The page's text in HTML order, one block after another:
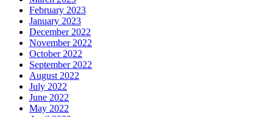
February 2023
January 2023
December 2022
November 2022
October 2022
September 2022
August 2022
July 2022
June 2022
May 2022